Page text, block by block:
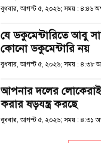
বুধবার, আগস্ট ৫, ২০২৬; সময় : ৪:৪৬
যে ডকুমেন্টারিতে আবু
কোনো ডকুমেন্টারি নয়
বুধবার, আগস্ট ৫, ২০২৬; সময় : ৪:৩৮
আপনার দলের
করার ষড়যন্ত্র করছে
বুধবার, আগস্ট ৫, ২০২৬; সময় : ৪:৩১